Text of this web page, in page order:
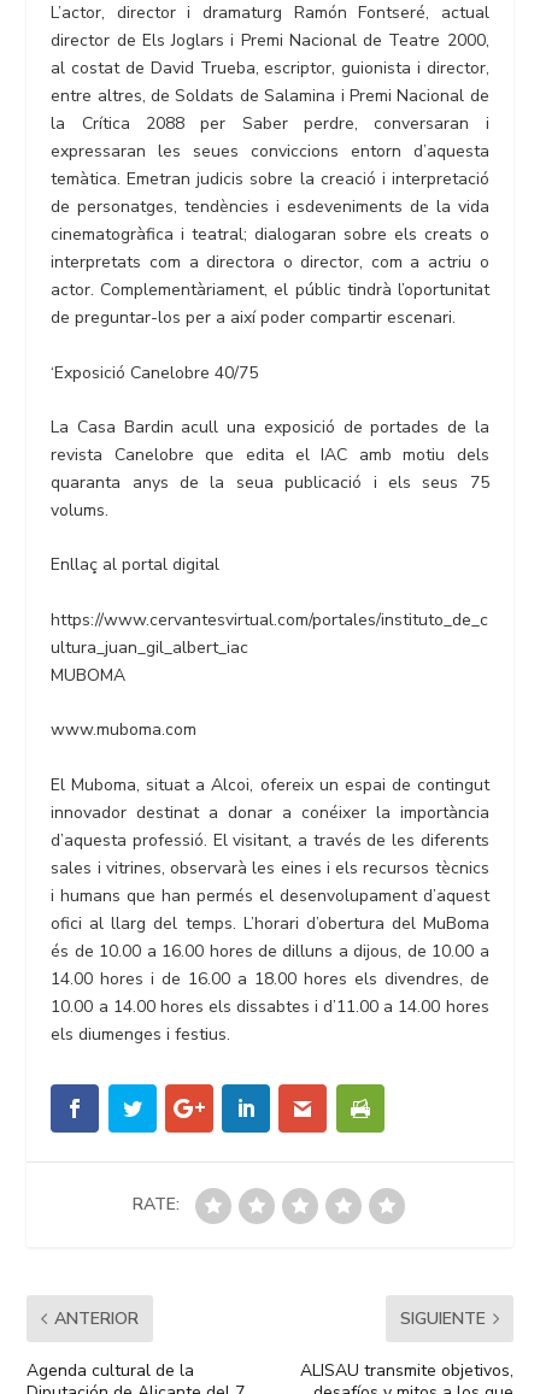
L’actor, director i dramaturg Ramón Fontseré, actual
director de Els Joglars i Premi Nacional de Teatre 2000,
al costat de David Trueba, escriptor, guionista i director,
entre altres, de Soldats de Salamina i Premi Nacional de
la Crítica 2088 per Saber perdre, conversaran i
expressaran les seues conviccions entorn d’aquesta
temàtica. Emetran judicis sobre la creació i interpretació
de personatges, tendències i esdeveniments de la vida
cinematogràfica i teatral; dialogaran sobre els creats o
interpretats com a directora o director, com a actriu o
actor. Complementàriament, el públic tindrà l’oportunitat
de preguntar-los per a així poder compartir escenari.
‘Exposició Canelobre 40/75
La Casa Bardin acull una exposició de portades de la
revista Canelobre que edita el IAC amb motiu dels
quaranta anys de la seua publicació i els seus 75
volums.
Enllaç al portal digital
https://www.cervantesvirtual.com/portales/instituto_de_c
ultura_juan_gil_albert_iac
MUBOMA
www.muboma.com
El Muboma, situat a Alcoi, ofereix un espai de contingut
innovador destinat a donar a conéixer la importància
d’aquesta professió. El visitant, a través de les diferents
sales i vitrines, observarà les eines i els recursos tècnics
i humans que han permés el desenvolupament d’aquest
ofici al llarg del temps. L’horari d’obertura del MuBoma
és de 10.00 a 16.00 hores de dilluns a dijous, de 10.00 a
14.00 hores i de 16.00 a 18.00 hores els divendres, de
10.00 a 14.00 hores els dissabtes i d’11.00 a 14.00 hores
els diumenges i festius.
RATE:
ANTERIOR
Agenda cultural de la
SIGUIENTE
ALISAU transmite objetivos,